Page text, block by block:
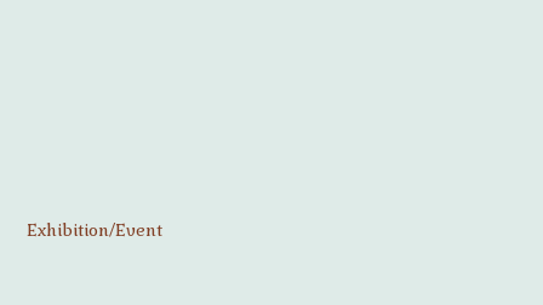
Exhibition/Event